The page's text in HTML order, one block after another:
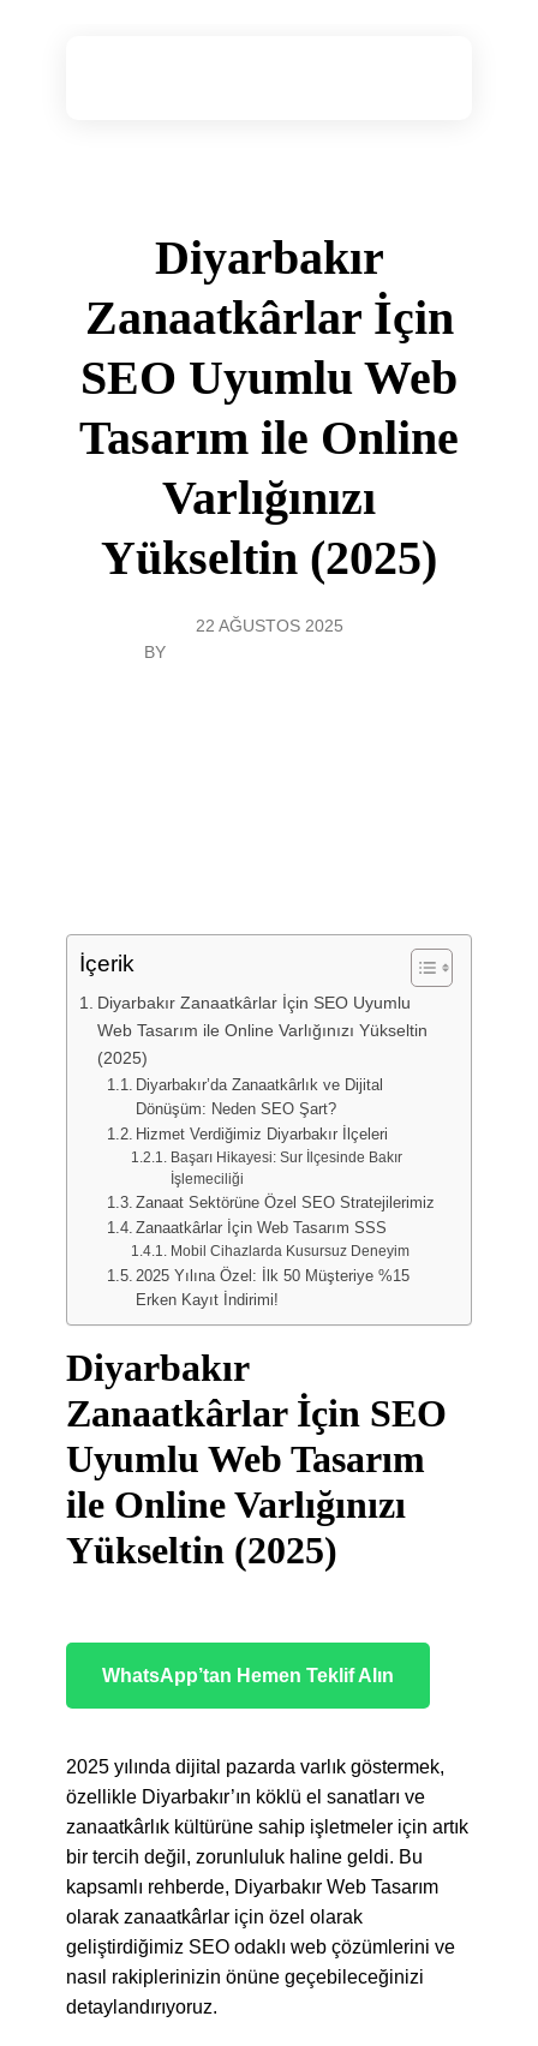
Diyarbakır
Zanaatkârlar İçin
SEO Uyumlu Web
Tasarım ile Online
Varlığınızı
Yükseltin (2025)
22 AĞUSTOS 2025
BY
İçerik
Diyarbakır Zanaatkârlar İçin SEO Uyumlu
Web Tasarım ile Online Varlığınızı Yükseltin
(2025)
Diyarbakır’da Zanaatkârlık ve Dijital
Dönüşüm: Neden SEO Şart?
Hizmet Verdiğimiz Diyarbakır İlçeleri
Başarı Hikayesi: Sur İlçesinde Bakır
İşlemeciliği
Zanaat Sektörüne Özel SEO Stratejilerimiz
Zanaatkârlar İçin Web Tasarım SSS
Mobil Cihazlarda Kusursuz Deneyim
2025 Yılına Özel: İlk 50 Müşteriye %15
Erken Kayıt İndirimi!
Diyarbakır
Zanaatkârlar İçin SEO
Uyumlu Web Tasarım
ile Online Varlığınızı
Yükseltin (2025)
WhatsApp’tan Hemen Teklif Alın
2025 yılında dijital pazarda varlık göstermek,
özellikle Diyarbakır’ın köklü el sanatları ve
zanaatkârlık kültürüne sahip işletmeler için artık
bir tercih değil, zorunluluk haline geldi. Bu
kapsamlı rehberde, Diyarbakır Web Tasarım
olarak zanaatkârlar için özel olarak
geliştirdiğimiz SEO odaklı web çözümlerini ve
nasıl rakiplerinizin önüne geçebileceğinizi
detaylandırıyoruz.